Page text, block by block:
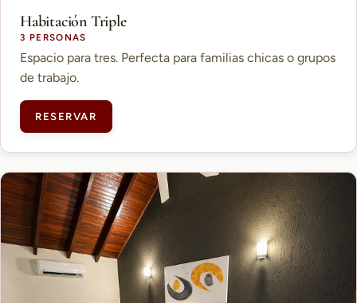
Habitación Triple
3 PERSONAS
Espacio para tres. Perfecta para familias chicas o grupos
de trabajo.
RESERVAR